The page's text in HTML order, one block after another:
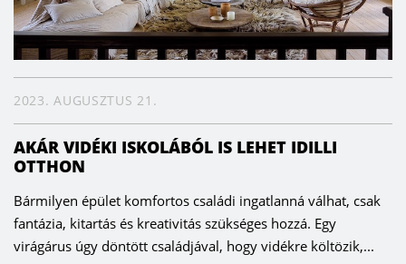
2023. AUGUSZTUS 21.
AKÁR VIDÉKI ISKOLÁBÓL IS LEHET IDILLI
OTTHON
Bármilyen épület komfortos családi ingatlanná válhat, csak
fantázia, kitartás és kreativitás szükséges hozzá. Egy
virágárus úgy döntött családjával, hogy vidékre költözik,...